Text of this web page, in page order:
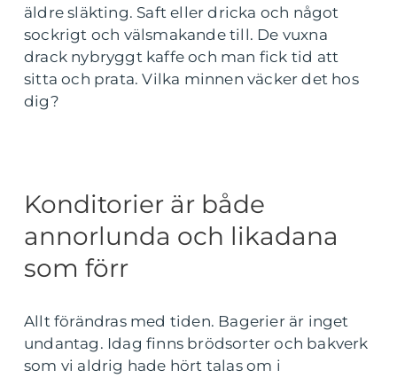
äldre släkting. Saft eller dricka och något
sockrigt och välsmakande till. De vuxna
drack nybryggt kaffe och man fick tid att
sitta och prata. Vilka minnen väcker det hos
dig?
Konditorier är både
annorlunda och likadana
som förr
Allt förändras med tiden. Bagerier är inget
undantag. Idag finns brödsorter och bakverk
som vi aldrig hade hört talas om i